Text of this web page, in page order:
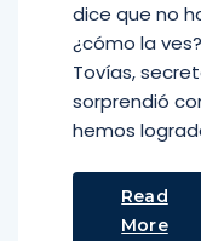
dice que no
¿cómo la
Tovías,
sorprendió
hemos
Read
More